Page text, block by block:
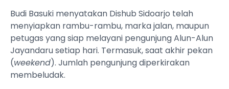
Budi Basuki menyatakan Dishub Sidoarjo telah
menyiapkan rambu-rambu, marka jalan, maupun
petugas yang siap melayani pengunjung Alun-Alun
Jayandaru setiap hari. Termasuk, saat akhir pekan
(weekend). Jumlah pengunjung diperkirakan
membeludak.